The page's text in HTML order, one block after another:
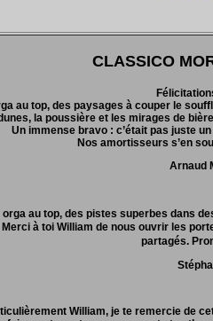
CLASSICO
au top, des paysages à couper le
la poussière et les mirages de
Un immense bravo : c’était pas juste
Nos amortisseurs s’en
Arnaud
orga au top, des pistes superbes dans
à toi William de nous ouvrir les
partagés.
William, je te remercie de